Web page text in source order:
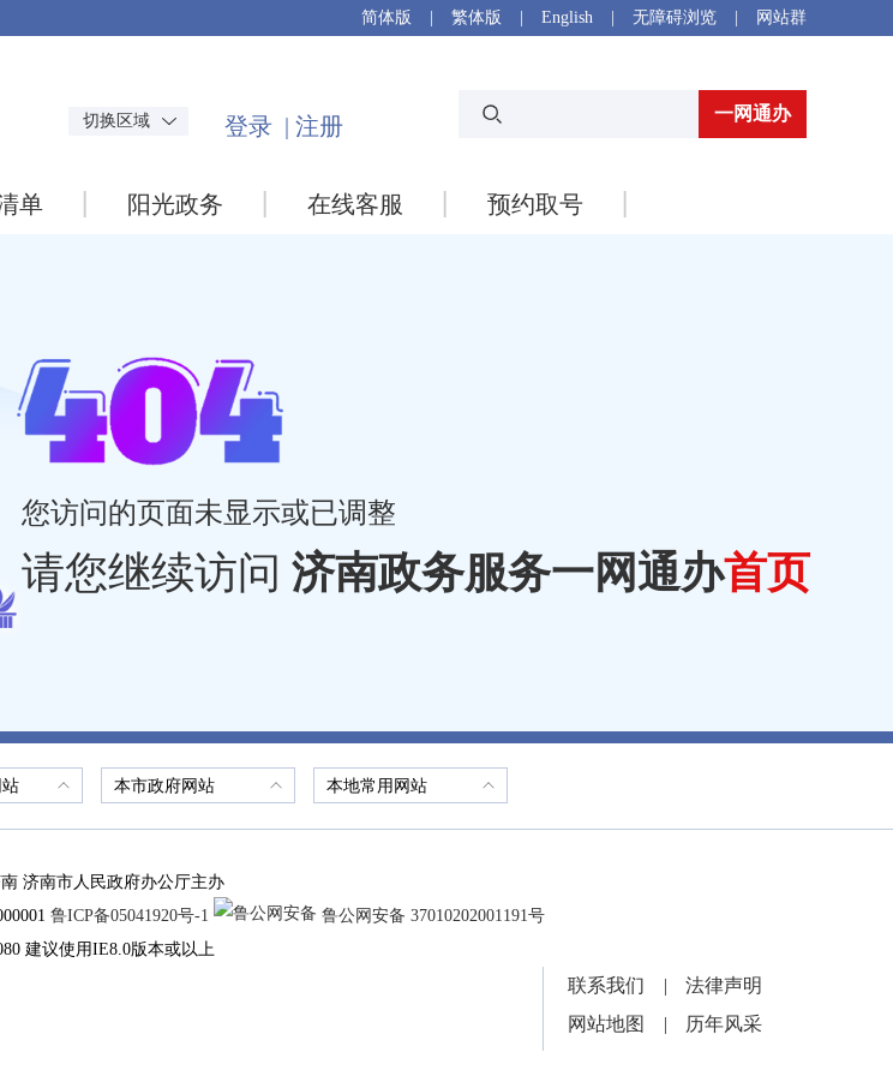
简体版 繁体版 English 无障碍浏览 网站群
切换区域 一网通办
单 阳光政务 在线客服 预约取号
您访问的页面未显示或已调整
请您继续访问济南政务服务一网通办首页
本市政府网站 本地常用网站
济南市人民政府办公厅主办
鲁ICP备05041920号-1
鲁公网安备 37010202001191号
建议使用IE8.0版本或以上
联系我们 |
法律声明
网站地图
| 历年风采